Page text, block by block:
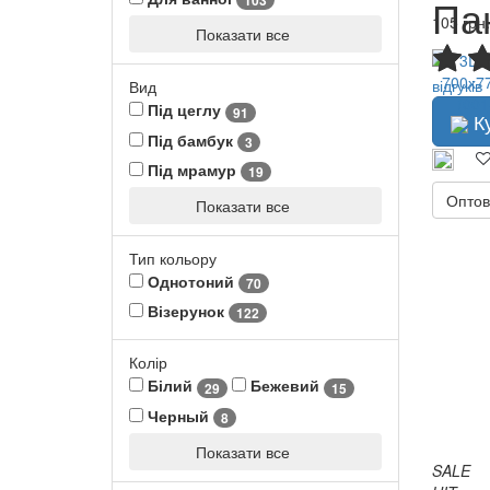
Показати все
Вид
Під цеглу
91
Під бамбук 3
Під мрамур 19
Показати все
Тип кольору
Однотоний
70
Візерунок 122
Колір
Білий
29 Бежевий 15
Черный 8
Показати все
105 грн.
відгуків
SALE